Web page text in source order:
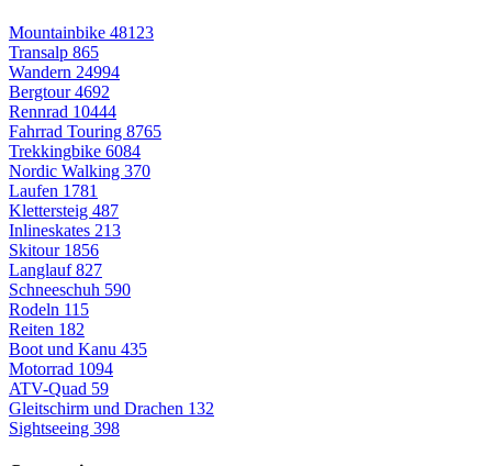
Mountainbike 48123
Transalp 865
Wandern 24994
Bergtour4692
Rennrad 10444
Fahrrad Touring 8765
Trekkingbike 6084
Nordic Walking 370
Laufen 1781
Klettersteig 487
Inlineskates 213
Skitour 1856
Langlauf827
Schneeschuh 590
Rodeln 115
Reiten 182
Boot und Kanu 435
Motorrad 1094
ATV-Quad 59
Gleitschirm und Drachen 132
Sightseeing 398